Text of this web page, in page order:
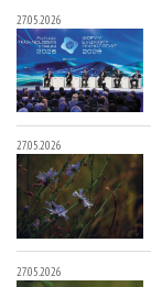
27.05.2026
27.05.2026
27.05.2026